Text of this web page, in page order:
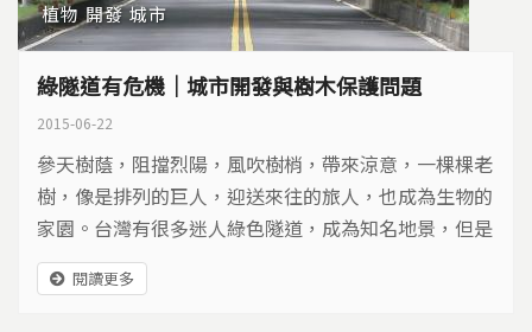
植物 開發 城市
綠隧道有危機｜城市開發與樹木保護問題
2015-06-22
參天樹蔭，阻擋烈陽，風吹樹梢，帶來涼意，一棵棵老
樹，像是排列的巨人，迎送來往的旅人，也成為生物的
家園。台灣有很多迷人綠色隧道，成為知名地景，但是
這些美麗綠隧道，卻面臨不同危機，讓老樹消失，記憶
成空…閱讀更多